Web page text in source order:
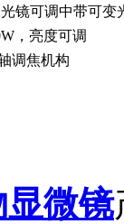
镜可调中带可变
，亮度可调
调焦机构
微镜